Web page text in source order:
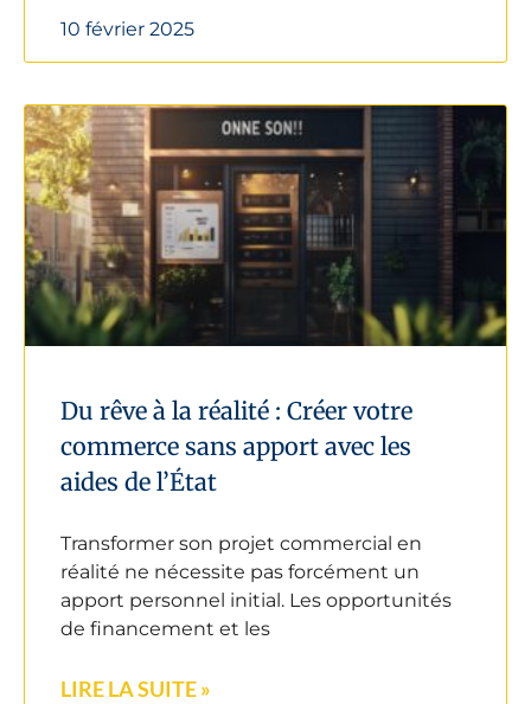
10 février 2025
Du rêve à la réalité : Créer votre
commerce sans apport avec les
aides de l’État
Transformer son projet commercial en
réalité ne nécessite pas forcément un
apport personnel initial. Les opportunités
de financement et les
LIRE LA SUITE »